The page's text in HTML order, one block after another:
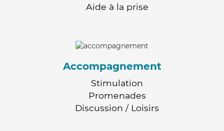
Aide à la prise
Accompagnement
Stimulation
Promenades
Discussion / Loisirs